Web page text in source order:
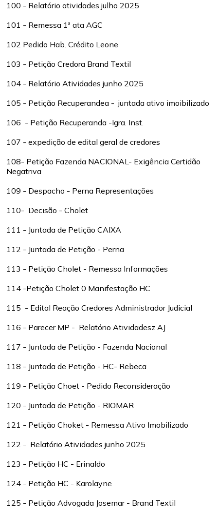
100 - Relatório atividades julho 2025
101 - Remessa 1ª ata AGC
102 Pedido Hab. Crédito Leone
103 - Petição Credora Brand Textil
104 - Relatório Atividades junho 2025
105 - Petição Recuperandea - juntada ativo imoibilizado
106 - Petição Recuperanda -Igra. Inst.
107 - expedição de edital geral de credores
108- Petição Fazenda NACIONAL- Exigência Certidão
Negatriva
109 - Despacho - Perna Representações
110- Decisão - Cholet
111 - Juntada de Petição CAIXA
112 - Juntada de Petição - Perna
113 - Petição Cholet - Remessa Informações
114 -Petição Cholet 0 Manifestação HC
115 - Edital Reação Credores Administrador Judicial
116 - Parecer MP - Relatório Atividadesz AJ
117 - Juntada de Petição - Fazenda Nacional
118 - Juntada de Petição - HC- Rebeca
119 - Petição Choet - Pedido Reconsideração
120 - Juntada de Petição - RIOMAR
121 - Petição Choket - Remessa Ativo Imobilizado
122 - Relatório Atividades junho 2025
123 - Petição HC - Erinaldo
124 - Petição HC - Karolayne
125 - Petição Advogada Josemar - Brand Textil